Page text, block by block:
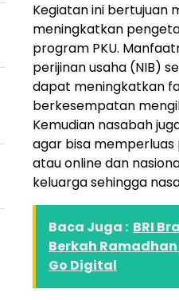
Kegiatan ini bertujuan
meningkatkan
program PKU.
perijinan usaha (NIB)
dapat meningkatkan
berkesempatan
Kemudian nasabah
agar bisa
atau online dan
keluarga sehingga
Baca Juga : BRI
Berkah
Go Digital